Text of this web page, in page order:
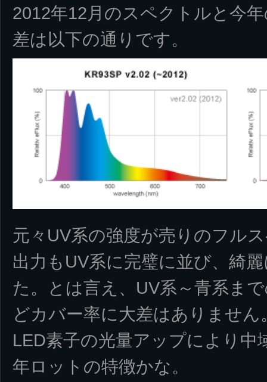
2012年12月のスペクトルと今
差は以下の通りです。
元々UV系の強度が売りのフル
出力もUV系に完璧に並び、綺
た。とは言え、UV系～青系ま
どカバー率に大差はありませ
LED素子の光量アップにより中
年ロットの特徴かな。